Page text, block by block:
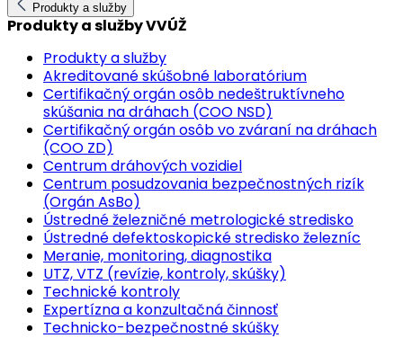
Produkty a služby
Produkty a služby VVÚŽ
Produkty a služby
Akreditované skúšobné laboratórium
Certifikačný orgán osôb nedeštruktívneho
skúšania na dráhach (COO NSD)
Certifikačný orgán osôb vo zváraní na dráhach
(COO ZD)
Centrum dráhových vozidiel
Centrum posudzovania bezpečnostných rizík
(Orgán AsBo)
Ústredné železničné metrologické stredisko
Ústredné defektoskopické stredisko železníc
Meranie, monitoring, diagnostika
UTZ, VTZ (revízie, kontroly, skúšky)
Technické kontroly
Expertízna a konzultačná činnosť
Technicko-bezpečnostné skúšky